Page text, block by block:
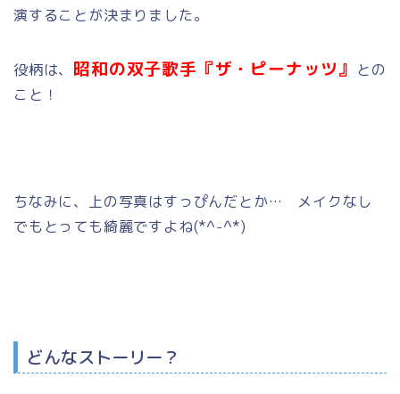
演することが決まりました。
役柄は、 昭和の双子歌手『ザ・ピーナッツ』 との
こと！
ちなみに、上の写真はすっぴんだとか… メイクなし
でもとっても綺麗ですよね(*^-^*)
どんなストーリー？